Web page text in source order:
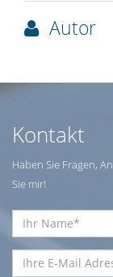
Autor
Kontakt
Haben Sie Fragen,
Sie mir!